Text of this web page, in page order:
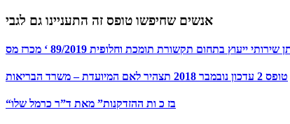
אנשים שחיפשו טופס זה התעניינו גם לגבי
טופס 2 עדכון נובמבר 2018 תצהיר לאם המיועדת – משרד הבריאות
“בז כ ות ההזדקנות” מאת ד”ר כרמל שלו